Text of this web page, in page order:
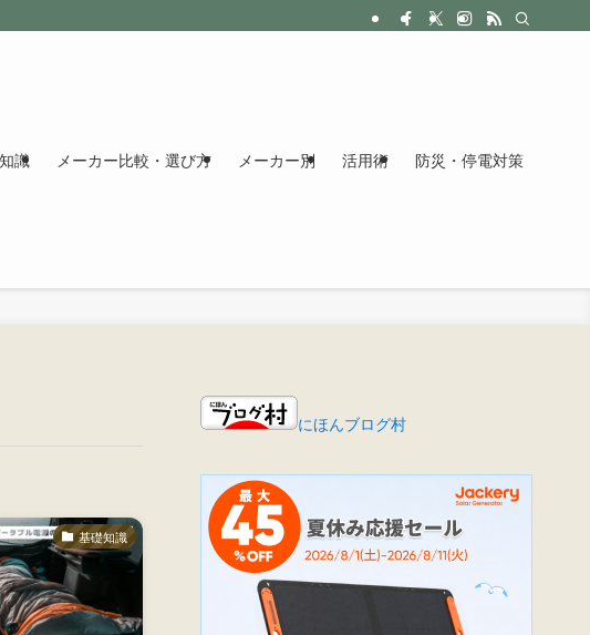
識 メーカー比較・選び方 メーカー別 活用術 防災・停電対策
基礎知識
にほんブログ村